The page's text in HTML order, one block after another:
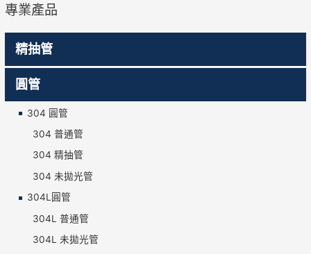
專業產品
精抽管
圓管
304 圓管
304 普通管
304 精抽管
304 未拋光管
304L圓管
304L 普通管
304L 未拋光管